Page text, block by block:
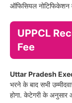
ऑफिसियल नोटिफिकेशन
UPPCL
Fee
Uttar Pradesh
भरने के बाद सभी
होगा. केटेगरी के